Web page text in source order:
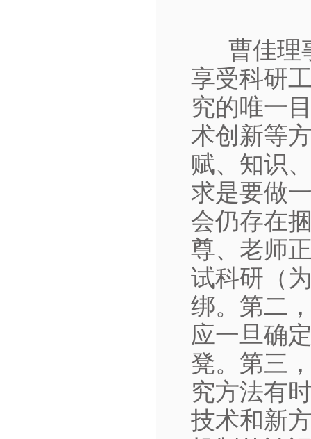
曹佳理
享受科研
究的唯一
术创新等
赋、知识
求是要做
会仍存在
尊、老师
试科研（
绑。第二
应一旦确
凳。第三
究方法有
技术和新